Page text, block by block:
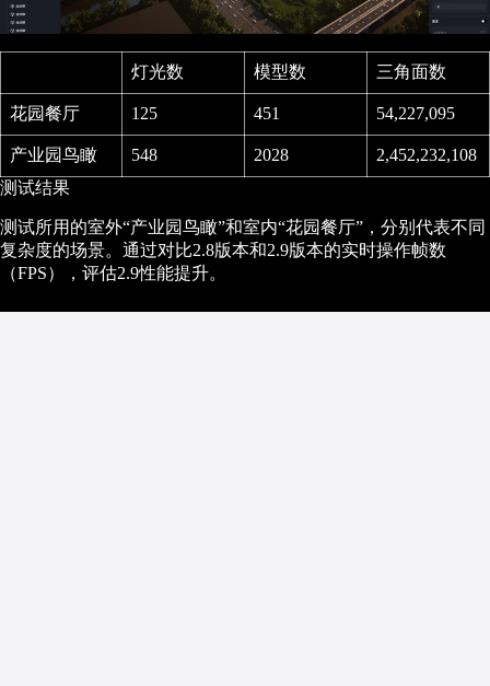
灯光数 模型数 三角面数
花园餐厅 125 451 54,227,095
产业园鸟瞰 548 2028
2,452,232,108
测试结果
测试所用的室外“产业园鸟瞰”和室内“花园餐厅”，分别代表不同
复杂度的场景。通过对比2.8版本和2.9版本的实时操作帧数
（FPS），评估2.9性能提升。